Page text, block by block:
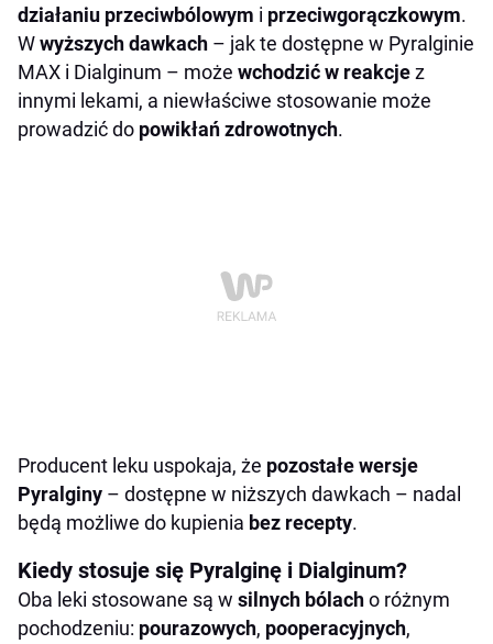
działaniu przeciwbólowym i przeciwgorączkowym.
Wwyższych dawkach – jak te dostępne w Pyralginie
MAX i Dialginum – może wchodzić w reakcjez
innymi lekami, a niewłaściwe stosowanie może
prowadzić do powikłań zdrowotnych.
Producent leku uspokaja, że pozostałe wersje
Pyralginy – dostępne w niższych dawkach – nadal
będą możliwe do kupienia bez recepty.
Kiedy stosuje się Pyralginę i Dialginum?
Oba leki stosowane są w silnych bólacho różnym
pochodzeniu: pourazowych, pooperacyjnych,